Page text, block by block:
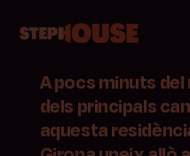
A pocs minuts
dels principals
aquesta